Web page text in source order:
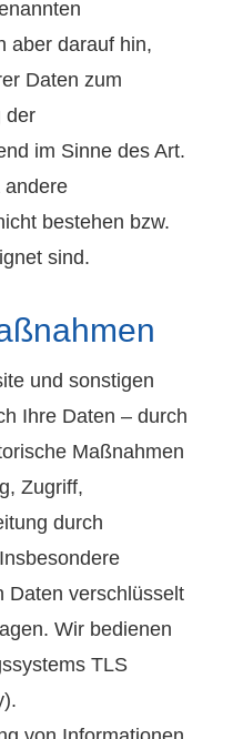
aber darauf hin,
Daten zum
der
im Sinne des Art.
andere
bestehen bzw.
sind.
und sonstigen
Ihre Daten – durch
Maßnahmen
Zugriff,
durch
Daten verschlüsselt
Wir bedienen
TLS